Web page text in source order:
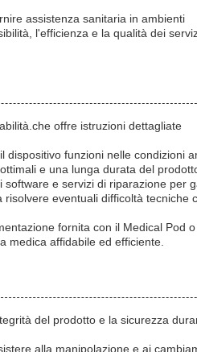
assistenza sanitaria in ambienti
l'efficienza e la qualità dei
offre istruzioni dettagliate
dispositivo funzioni nelle condizioni
e una lunga durata del
e servizi di riparazione per
eventuali difficoltà tecniche
fornita con il Medical Pod
medica affidabile ed efficiente.
del prodotto e la sicurezza
alla manipolazione e ai